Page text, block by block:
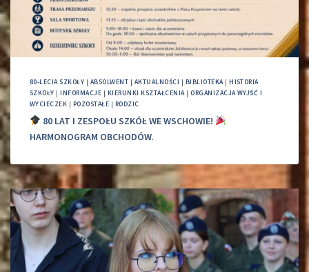
80-LECIA SZKOŁY | ABSOLWENT | AKTUALNOŚCI | BIBLIOTEKA|HISTORIA
SZKOŁY |INFORMACJE | KIERUNKI KSZTAŁCENIA|ORGANIZACJA WYJŚĆ I
WYCIECZEK | POZOSTAŁE | RODZIC
80 LAT I ZESPOŁU SZKÓŁ WE WSCHOWIE!
HARMONOGRAM OBCHODÓW.